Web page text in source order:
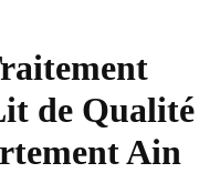
de Qualité
Ain